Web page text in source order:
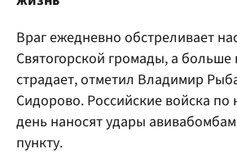
Враг ежедневно обстреливает
Святогорской громады, а больше
страдает, отметил Владимир
Сидорово. Российские войска по
день наносят удары
пункту.